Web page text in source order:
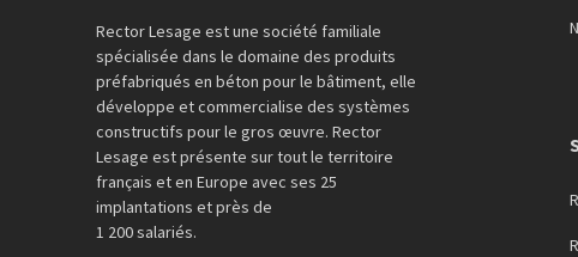
Rector Lesage est une société familiale
spécialisée dans le domaine des produits
préfabriqués en béton pour le bâtiment, elle
développe et commercialise des systèmes
constructifs pour le gros œuvre. Rector
Lesage est présente sur tout le territoire
français et en Europe avec ses 25
implantations et près de
1 200 salariés.